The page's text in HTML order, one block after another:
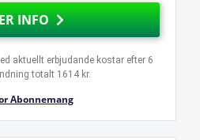
INFO
aktuellt erbjudande kostar efter 6
totalt 1614 kr.
Abonnemang